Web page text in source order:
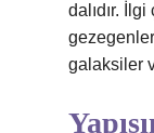
dalıdır.
galaksiler